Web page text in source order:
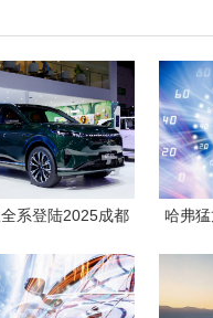
系登陆2025成都
哈弗猛